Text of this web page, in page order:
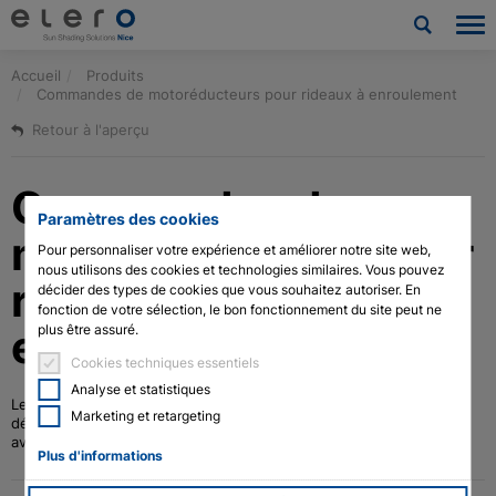
Paramètres des cookies
Pour personnaliser votre expérience et améliorer notre site web,
nous utilisons des cookies et technologies similaires. Vous pouvez
décider des types de cookies que vous souhaitez autoriser. En
fonction de votre sélection, le bon fonctionnement du site peut ne
plus être assuré.
Cookies techniques essentiels
Analyse et statistiques
Marketing et retargeting
Plus d'informations
Produits
Applications
Nouvelles et Presse
Société
Contact
Téléchargements et service
Architectes et urbanistes
Accueil
Produits
Commandes de motoréducteurs pour rideaux à enroulement
Retour à l'aperçu
Commandes de
motoréducteurs pour
rideaux à
enroulement
Les dispositifs de commande DoorControl ont été spécifiquement
développés pour des motorisations de tube d'arbre monophases
avec interrupteur mécanique de fin de course.